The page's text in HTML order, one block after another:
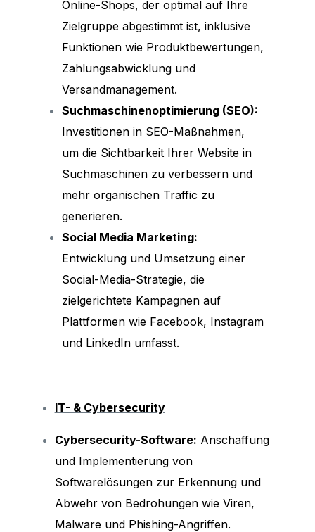
Online-Shops, der optimal auf Ihre
Zielgruppe abgestimmt ist, inklusive
Funktionen wie Produktbewertungen,
Zahlungsabwicklung und
Versandmanagement.
Suchmaschinenoptimierung (SEO):
Investitionen in SEO-Maßnahmen,
um die Sichtbarkeit Ihrer Website in
Suchmaschinen zu verbessern und
mehr organischen Traffic zu
generieren.
Social Media Marketing:
Entwicklung und Umsetzung einer
Social-Media-Strategie, die
zielgerichtete Kampagnen auf
Plattformen wie Facebook, Instagram
und LinkedIn umfasst.
IT- & Cybersecurity
Cybersecurity-Software: Anschaffung
und Implementierung von
Softwarelösungen zur Erkennung und
Abwehr von Bedrohungen wie Viren,
Malware und Phishing-Angriffen.